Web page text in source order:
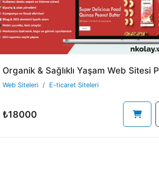
Organik & Sağlıklı Yaşam Web Sitesi
Web Siteleri E-ticaret Siteleri
₺18000